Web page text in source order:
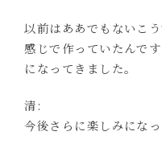
以前はああでもないこ
感じで作っていたんで
になってきました。
清:
今後さらに楽しみになっ